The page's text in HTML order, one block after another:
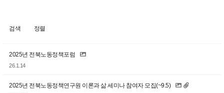
검색 정렬
2025년 전북노동정책포럼
26.1.14
2025년 전북노동정책연구원 이론과 삶 세미나 참여자 모집(~9.5)